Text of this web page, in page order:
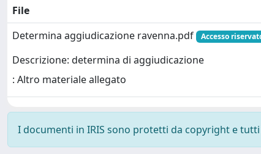
File
Determina aggiudicazione ravenna.pdf
Accesso
Descrizione: determina di aggiudicazione
: Altro materiale allegato
I documenti in IRIS sono protetti da copyright e